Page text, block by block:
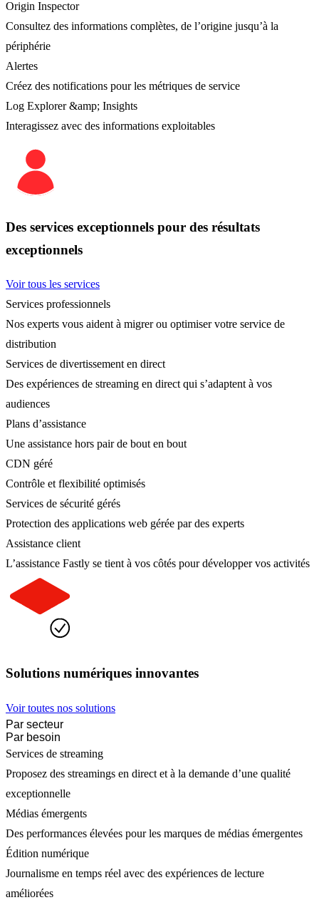
Origin Inspector
Consultez des informations complètes, de l’origine jusqu’à la
périphérie
Alertes
Créez des notifications pour les métriques de service
Log Explorer &amp; Insights
Interagissez avec des informations exploitables
Des services exceptionnels pour des résultats
exceptionnels
Voir tous les services
Services professionnels
Nos experts vous aident à migrer ou optimiser votre service de
distribution
Services de divertissement en direct
Des expériences de streaming en direct qui s’adaptent à vos
audiences
Plans d’assistance
Une assistance hors pair de bout en bout
CDN géré
Contrôle et flexibilité optimisés
Services de sécurité gérés
Protection des applications web gérée par des experts
Assistance client
L’assistance Fastly se tient à vos côtés pour développer vos activités
Solutions numériques innovantes
Voir toutes nos solutions
Par secteur
Par besoin
Services de streaming
Proposez des streamings en direct et à la demande d’une qualité
exceptionnelle
Médias émergents
Des performances élevées pour les marques de médias émergentes
Édition numérique
Journalisme en temps réel avec des expériences de lecture
améliorées